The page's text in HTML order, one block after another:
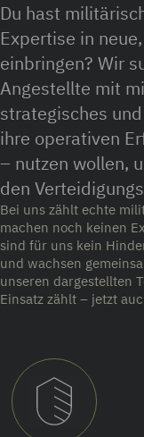
Du hast
Expertise in
einbringen? Wir
Angestellte mit
strategisches
ihre operativen
– nutzen wollen,
den
Bei uns zählt echte
machen noch keinen
sind für uns kein
und wachsen
unseren dargestellten
Einsatz zählt – jetzt